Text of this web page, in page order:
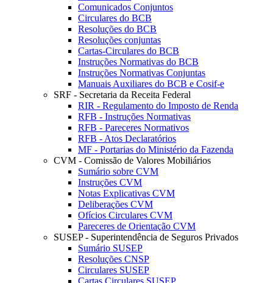
Comunicados Conjuntos
Circulares do BCB
Resoluções do BCB
Resoluções conjuntas
Cartas-Circulares do BCB
Instruções Normativas do BCB
Instruções Normativas Conjuntas
Manuais Auxiliares do BCB e Cosif-e
SRF - Secretaria da Receita Federal
RIR - Regulamento do Imposto de Renda
RFB - Instruções Normativas
RFB - Pareceres Normativos
RFB - Atos Declaratórios
MF - Portarias do Ministério da Fazenda
CVM - Comissão de Valores Mobiliários
Sumário sobre CVM
Instruções CVM
Notas Explicativas CVM
Deliberações CVM
Ofícios Circulares CVM
Pareceres de Orientação CVM
SUSEP - Superintendência de Seguros Privados
Sumário SUSEP
Resoluções CNSP
Circulares SUSEP
Cartas Circulares SUSEP